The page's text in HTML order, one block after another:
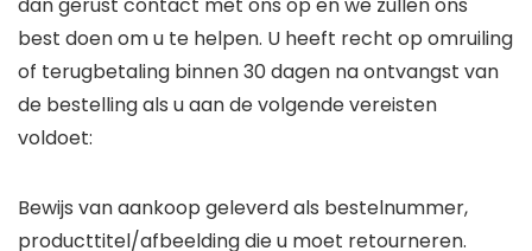
best doen om u te helpen. U heeft recht op omruiling
of terugbetaling binnen 30 dagen na ontvangst van
de bestelling als u aan de volgende vereisten
voldoet:
Bewijs van aankoop geleverd als bestelnummer,
producttitel/afbeelding die u moet retourneren.